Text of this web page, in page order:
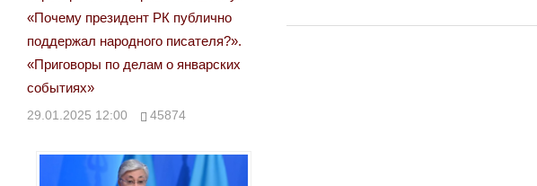
по
«Почему президент РК публично
поддержал народного писателя?».
«Приговоры по делам о январских
событиях»
29.01.2025 12:00 45874